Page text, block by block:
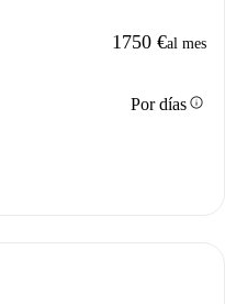
1750 €al mes
Por díasinfo